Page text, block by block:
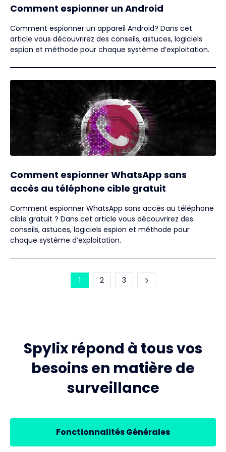
Comment espionner un Android
Comment espionner un appareil Android? Dans cet
article vous découvrirez des conseils, astuces, logiciels
espion et méthode pour chaque système d’exploitation.
Comment espionner WhatsApp sans
accès au téléphone cible gratuit
Comment espionner WhatsApp sans accès au téléphone
cible gratuit ? Dans cet article vous découvrirez des
conseils, astuces, logiciels espion et méthode pour
chaque système d’exploitation.
1 2 3
Spylix répond à tous vos
besoins en matière de
surveillance
Fonctionnalités Générales